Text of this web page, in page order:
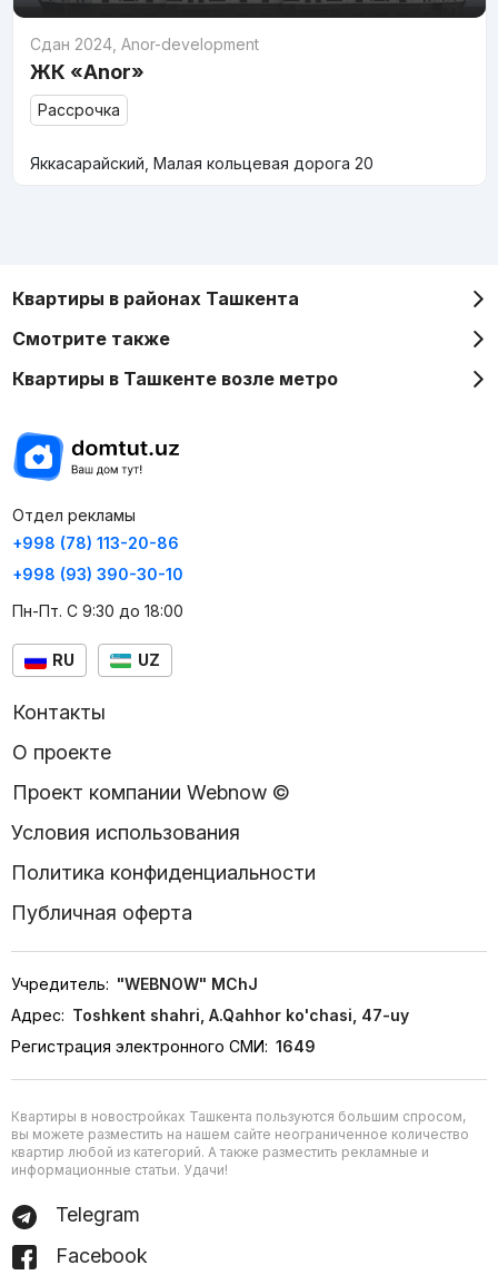
Сдан 2024, Anor-development
ЖК «Anor»
Рассрочка
Яккасарайский, Малая кольцевая дорога 20
Квартиры в районах Ташкента
Смотрите также
Квартиры в Ташкенте возле метро
Отдел рекламы
+998 (78) 113-20-86
+998 (93) 390-30-10
Пн-Пт. С 9:30 до 18:00
RU UZ
Контакты
О проекте
Проект компании Webnow ©
Условия использования
Политика конфиденциальности
Публичная оферта
Учредитель: "WEBNOW" MChJ
Адрес: Toshkent shahri, A.Qahhor ko'chasi, 47-uy
Регистрация электронного СМИ: 1649
Квартиры в новостройках Ташкента пользуются большим спросом,
вы можете разместить на нашем сайте неограниченное количество
квартир любой из категорий. А также разместить рекламные и
информационные статьи. Удачи!
Telegram
Facebook